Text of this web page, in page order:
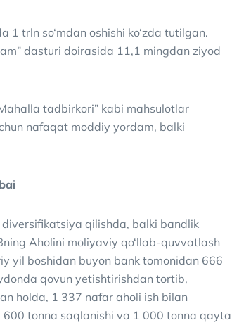
trln so‘mdan oshishi ko‘zda tutilgan.
dasturi doirasida 11,1 mingdan ziyod
tadbirkori” kabi mahsulotlar
nafaqat moddiy yordam, balki
diversifikatsiya qilishda, balki bandlik
Aholini moliyaviy qo‘llab-quvvatlash
yil boshidan buyon bank tomonidan 666
qovun yetishtirishdan tortib,
holda, 1 337 nafar aholi ish bilan
600 tonna saqlanishi va 1 000 tonna qayta